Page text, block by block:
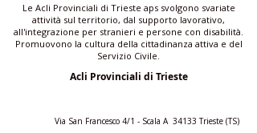
Le Acli Provinciali di Trieste aps svolgono svariate
attività sul territorio, dal supporto lavorativo,
all'integrazione per stranieri e persone con disabilità.
Promuovono la cultura della cittadinanza attiva e del
Servizio Civile.
Acli Provinciali di Trieste
Via San Francesco 4/1 - Scala A 34133 Trieste (TS)